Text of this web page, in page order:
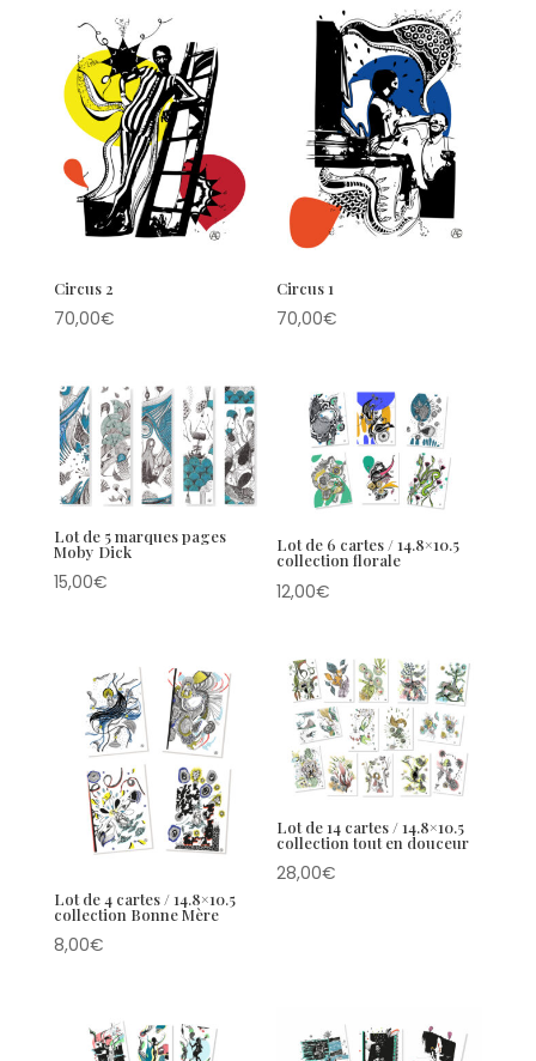
Circus 2
70,00€
Circus 1
70,00€
Lot de 5 marques pages
Moby Dick
15,00€
Lot de 6 cartes / 14.8×10.5
collection florale
12,00€
Lot de 4 cartes / 14.8×10.5
collection Bonne Mère
8,00€
Lot de 14 cartes / 14.8×10.5
collection tout en douceur
28,00€